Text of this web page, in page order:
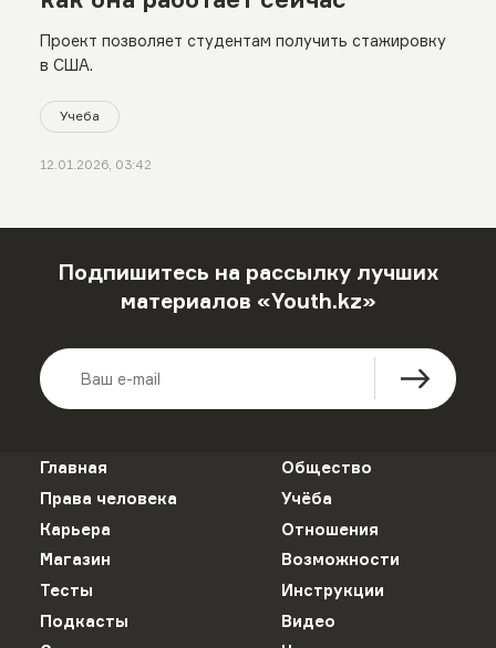
Проект позволяет студентам получить стажировку
в США.
Учеба
12.01.2026, 03:42
Подпишитесь на рассылку лучших
материалов «Youth.kz»
Главная
Общество
Права человека
Учёба
Карьера
Отношения
Магазин
Возможности
Тесты
Инструкции
Подкасты
Видео